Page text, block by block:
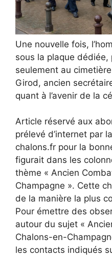
Une nouvelle fois,
sous la plaque
seulement au
Girod, ancien
quant à l’avenir de la
Article réservé aux
prélevé d’internet par
chalons.fr pour la
figurait dans les
thème « Ancien
Champagne ». Cette
de la manière la plus
Pour émettre des
autour du sujet «
Chalons-en-
les contacts indiqués